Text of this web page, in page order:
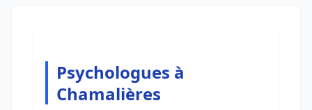
Psychologues à
Chamalières